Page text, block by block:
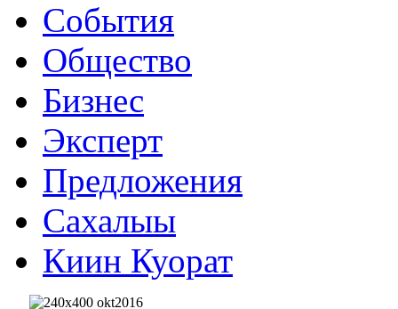
События
Общество
Бизнес
Эксперт
Предложения
Сахалыы
Киин Куорат